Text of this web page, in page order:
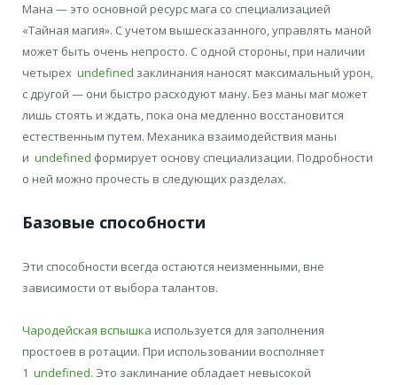
Мана — это основной ресурс мага со специализацией
«Тайная магия». С учетом вышесказанного, управлять маной
может быть очень непросто. С одной стороны, при наличии
четырех undefined заклинания наносят максимальный урон,
с другой — они быстро расходуют ману. Без маны маг может
лишь стоять и ждать, пока она медленно восстановится
естественным путем. Механика взаимодействия маны
и undefined формирует основу специализации. Подробности
о ней можно прочесть в следующих разделах.
Базовые способности
Эти способности всегда остаются неизменными, вне
зависимости от выбора талантов.
Чародейская вспышка используется для заполнения
простоев в ротации. При использовании восполняет
1 undefined. Это заклинание обладает невысокой